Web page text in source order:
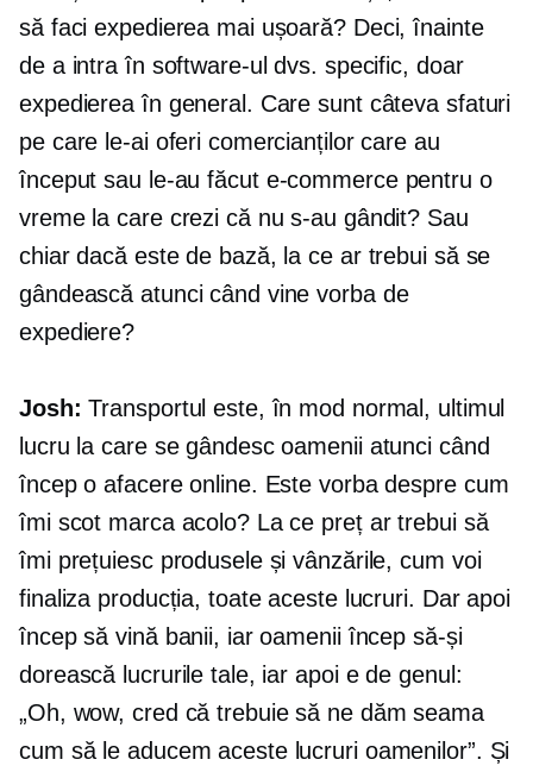
să faci expedierea mai ușoară? Deci, înainte
de a intra în software-ul dvs. specific, doar
expedierea în general. Care sunt câteva sfaturi
pe care le-ai oferi comercianților care au
început sau le-au făcut e-commercepentru o
vreme la care crezi că nu s-au gândit? Sau
chiar dacă este de bază, la ce ar trebui să se
gândească atunci când vine vorba de
expediere?
Josh: Transportul este, în mod normal, ultimul
lucru la care se gândesc oamenii atunci când
încep o afacere online. Este vorba despre cum
îmi scot marca acolo? La ce preț ar trebui să
îmi prețuiesc produsele și vânzările, cum voi
finaliza producția, toate aceste lucruri. Dar apoi
încep să vină banii, iar oamenii încep să-și
dorească lucrurile tale, iar apoi e de genul:
„Oh, wow, cred că trebuie să ne dăm seama
cum să le aducem aceste lucruri oamenilor”. Și